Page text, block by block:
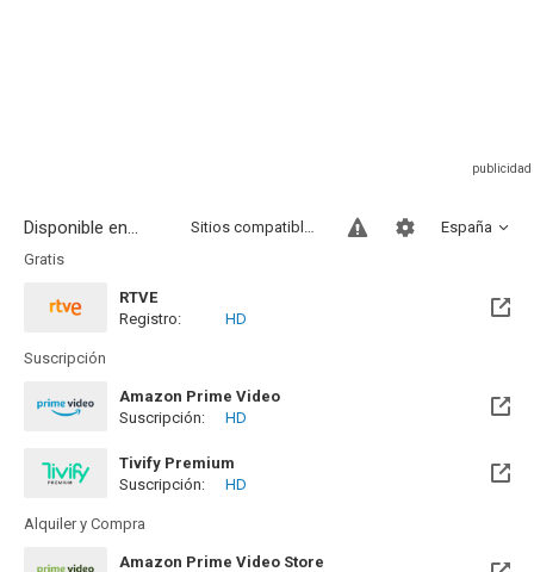
Disponible en... España
Sitios compatibles
Gratis
RTVE
Disponible hasta el Lun, 28 Dic 2026 (Quedan 4 meses)
Registro: HD
Suscripción
Amazon Prime Video
Suscripción:
HD
Tivify Premium
Disponible hasta el Lun, 10 Ago 2026 (Quedan 2 días)
Suscripción: HD
Alquiler y Compra
Amazon Prime Video Store